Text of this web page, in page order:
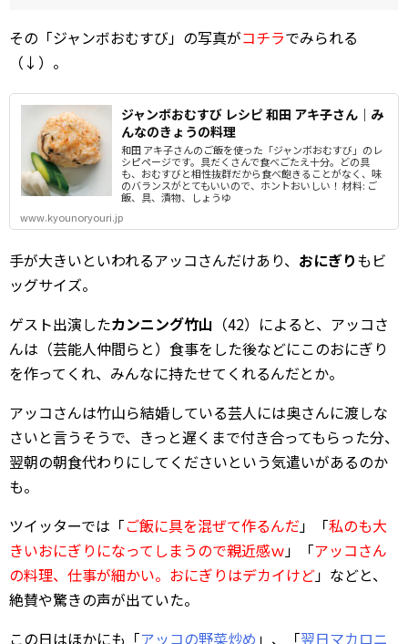
その「ジャンボおむすび」の写真がコチラでみられる
（↓）。
ジャンボおむすび レシピ 和田 アキ子さん｜み
んなのきょうの料理
和田 アキ子さんのご飯を使った「ジャンボおむすび」のレ
シピページです。具だくさんで食べごたえ十分。どの具
も、おむすびと相性抜群だから食べ飽きることがなく、味
のバランスがとてもいいので、ホントおいしい！ 材料: ご
飯、具、漬物、しょうゆ
www.kyounoryouri.jp
手が大きいといわれるアッコさんだけあり、 おにぎりもビ
ッグサイズ。
ゲスト出演したカンニング竹山 （42）によると、アッコさ
んは（芸能人仲間らと）食事をした後などにこのおにぎり
を作ってくれ、みんなに持たせてくれるんだとか。
アッコさんは竹山ら結婚している芸人には奥さんに渡しな
さいと言うそうで、きっと遅くまで付き合ってもらった分、
翌朝の朝食代わりにしてくださいという気遣いがあるのか
も。
ツイッターでは「ご飯に具を混ぜて作るんだ 」「私のも大
きいおにぎりになってしまうので親近感ｗ 」「アッコさん
の料理、仕事が細かい。おにぎりはデカイけど」などと、
絶賛や驚きの声が出ていた。
この日はほかにも「アッコの野菜炒め 」、「翌日マカロニ